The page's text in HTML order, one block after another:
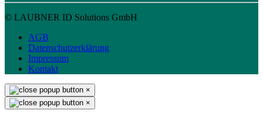
© LAUBNER ID Solutions GmbH
AGB
Datenschutzerklärung
Impressum
Kontakt
×
×